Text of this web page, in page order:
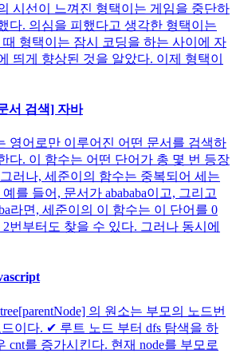
시선이 느껴진 형택이는 게임을 중단하
다. 의심을 피했다고 생각한 형택이는
형택이는 잠시 코딩을 하는 사이에 자
띄게 향상된 것을 알았다. 이제 형택이
서 검색] 자바
영어로만 이루어진 어떤 문서를 검색하
다. 이 함수는 어떤 단어가 총 몇 번 등장
러나, 세준이의 함수는 중복되어 세는
를 들어, 문서가 abababa이고, 그리고
라면, 세준이의 이 함수는 이 단어를 0
번부터도 찾을 수 있다. 그러나 동시에
의 원소는 부모의 노드번
드이다. ✔ 루트 노드 부터 dfs 탐색을 하
cnt를 증가시킨다. 현재 node를 부모로